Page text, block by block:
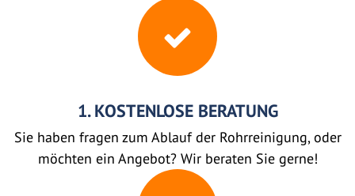
1. KOSTENLOSE BERATUNG
Sie haben fragen zum Ablauf der Rohrreinigung, oder
möchten ein Angebot? Wir beraten Sie gerne!